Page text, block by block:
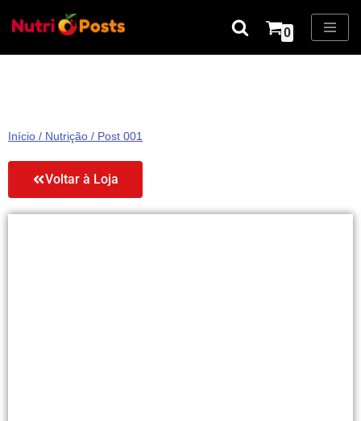
0
Início / Nutrição / Post 001
Voltar à Loja